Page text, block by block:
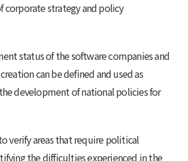
corporate strategy and policy
status of the software companies and
can be defined and used as
development of national policies for
verify areas that require political
the difficulties experienced in the